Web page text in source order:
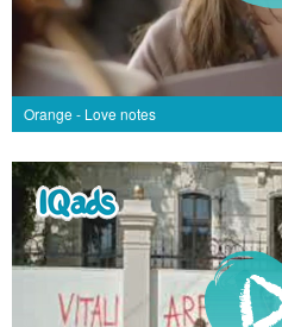
Orange - Love notes